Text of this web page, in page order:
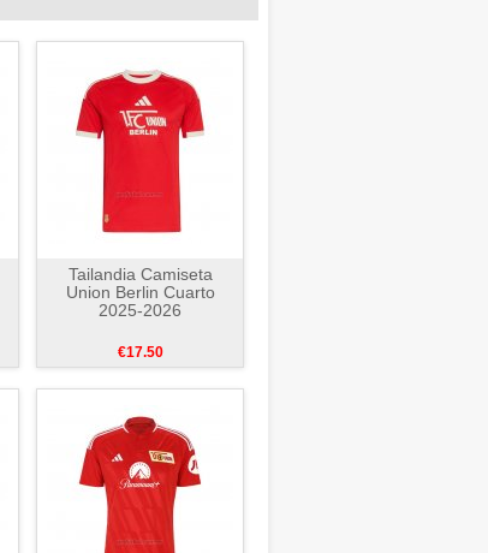
Tailandia Camiseta
Union Berlin Cuarto
2025-2026
€17.50